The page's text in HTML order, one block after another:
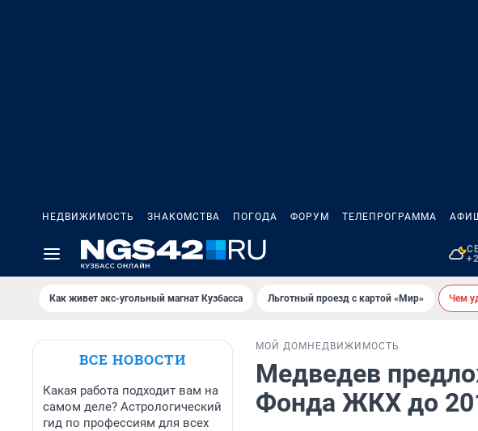
НЕДВИЖИМОСТЬ ЗНАКОМСТВА ПОГОДА ФОРУМ ТЕЛЕПРОГРАММА
Как живет экс-угольный магнат Кузбасса Льготный проезд с картой «Мир» Чем
ВСЕ НОВОСТИ
Какая работа подходит вам на
самом деле? Астрологический
гид по профессиям для всех
МОЙ ДОМ НЕДВИЖИМОСТЬ
Медведев
Фонда ЖКХ до